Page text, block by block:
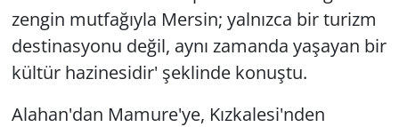
zengin mutfağıyla Mersin; yalnızca bir turizm
destinasyonu değil, aynı zamanda yaşayan bir
kültür hazinesidir' şeklinde konuştu.
Alahan'dan Mamure'ye, Kızkalesi'nden